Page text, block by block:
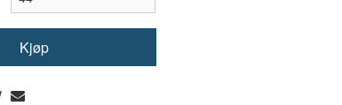
REGNTØY